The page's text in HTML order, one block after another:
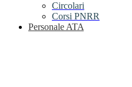
Circolari
Corsi PNRR
Personale ATA